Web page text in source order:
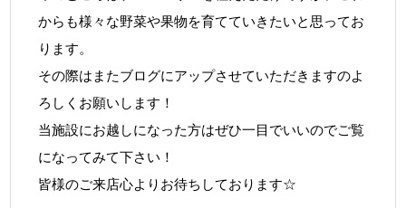
からも様々な野菜や果物を育てていきたいと思ってお
ります。
その際はまたブログにアップさせていただきますのよ
ろしくお願いします！
当施設にお越しになった方はぜひ一目でいいのでご覧
になってみて下さい！
皆様のご来店心よりお待ちしております☆